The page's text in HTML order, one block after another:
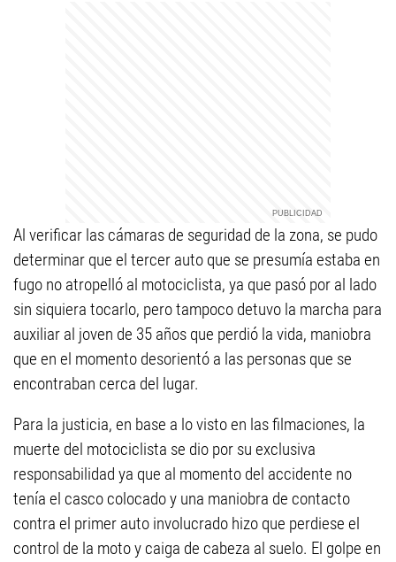
Al verificar las cámaras de seguridad de la zona, se pudo
determinar que el tercer auto que se presumía estaba en
fugo no atropelló al motociclista, ya que pasó por al lado
sin siquiera tocarlo, pero tampoco detuvo la marcha para
auxiliar al joven de 35 años que perdió la vida, maniobra
que en el momento desorientó a las personas que se
encontraban cerca del lugar.
Para la justicia, en base a lo visto en las filmaciones, la
muerte del motociclista se dio por su exclusiva
responsabilidad ya que al momento del accidente no
tenía el casco colocado y una maniobra de contacto
contra el primer auto involucrado hizo que perdiese el
control de la moto y caiga de cabeza al suelo. El golpe en